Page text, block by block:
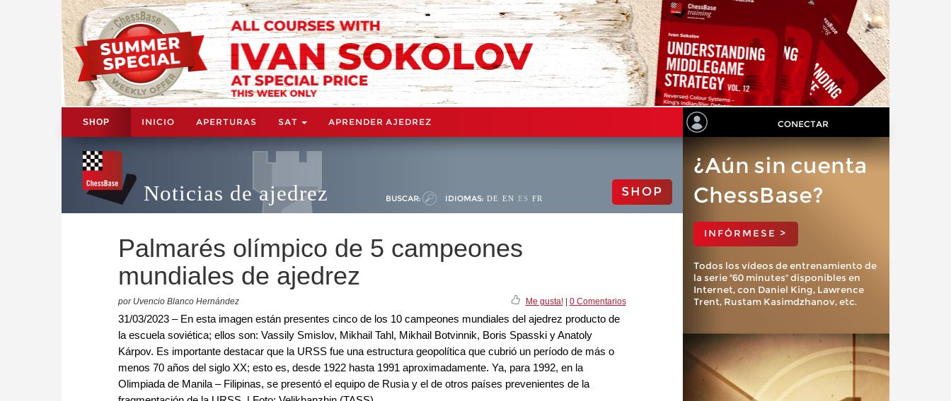
SHOP INICIO APERTURAS SAT APRENDER AJEDREZ CONECTAR
Noticias de ajedrez BUSCAR: IDIOMAS: DE EN ES FR SHOP
Palmarés olímpico de 5 campeones
mundiales de ajedrez
por Uvencio Blanco Hernández Me gusta!| 0 Comentarios
31/03/2023 – En esta imagen están presentes cinco de los 10 campeones mundiales del ajedrez producto de
la escuela soviética; ellos son: Vassily Smislov, Mikhail Tahl, Mikhail Botvinnik, Boris Spasski y Anatoly
Kárpov. Es importante destacar que la URSS fue una estructura geopolítica que cubrió un período de más o
menos 70 años del siglo XX; esto es, desde 1922 hasta 1991 aproximadamente. Ya, para 1992, en la
Olimpiada de Manila – Filipinas, se presentó el equipo de Rusia y el de otros países prevenientes de la
¿Aún sin cuenta
ChessBase?
INFÓRMESE >
Todos los vídeos de entrenamiento de
la serie "60 minutes" disponibles en
Internet, con Daniel King, Lawrence
Trent, Rustam Kasimdzhanov, etc.